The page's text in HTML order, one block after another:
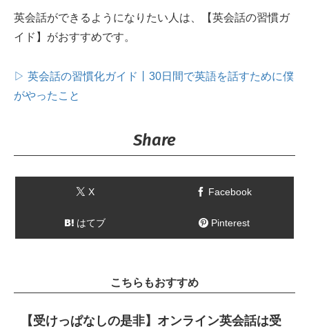
英会話ができるようになりたい人は、【英会話の習慣ガ
イド】がおすすめです。
▷ 英会話の習慣化ガイド丨30日間で英語を話すために僕
がやったこと
Share
X Facebook
はてブ Pinterest
こちらもおすすめ
【受けっぱなしの是非】オンライン英会話は受